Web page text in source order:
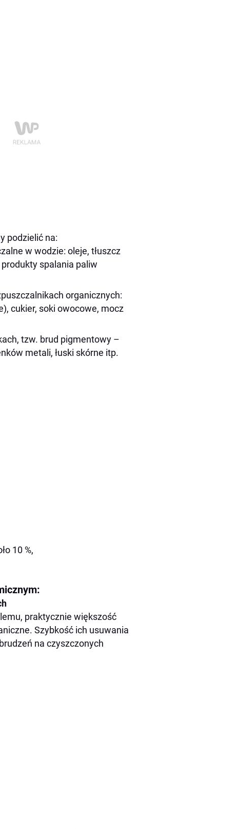
podzielić na:
w wodzie: oleje, tłuszcz
spalania paliw
organicznych:
cukier, soki owocowe, mocz
tzw. brud pigmentowy –
metali, łuski skórne itp.
10 %,
praktycznie większość
Szybkość ich usuwania
na czyszczonych